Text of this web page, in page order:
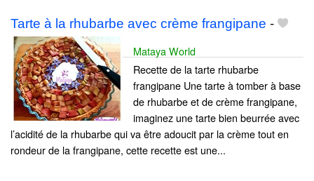
Tarte à la rhubarbe avec crème frangipane -
Mataya World
Recette de la tarte rhubarbe
frangipane Une tarte à tomber à base
de rhubarbe et de crème frangipane,
imaginez une tarte bien beurrée avec
l’acidité de la rhubarbe qui va être adoucit par la crème tout en
rondeur de la frangipane, cette recette est une...